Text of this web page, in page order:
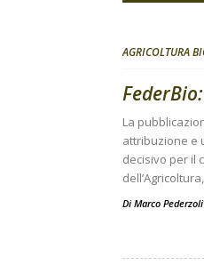
AGRICOLTURA
La
attribuzione e
decisivo per il
Di Marco Pederzoli